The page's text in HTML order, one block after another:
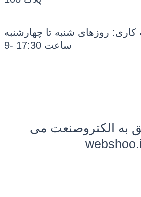
روزهای شنبه تا چهارشنبه
ساعت 17:30 -9
الکتروصنعت می